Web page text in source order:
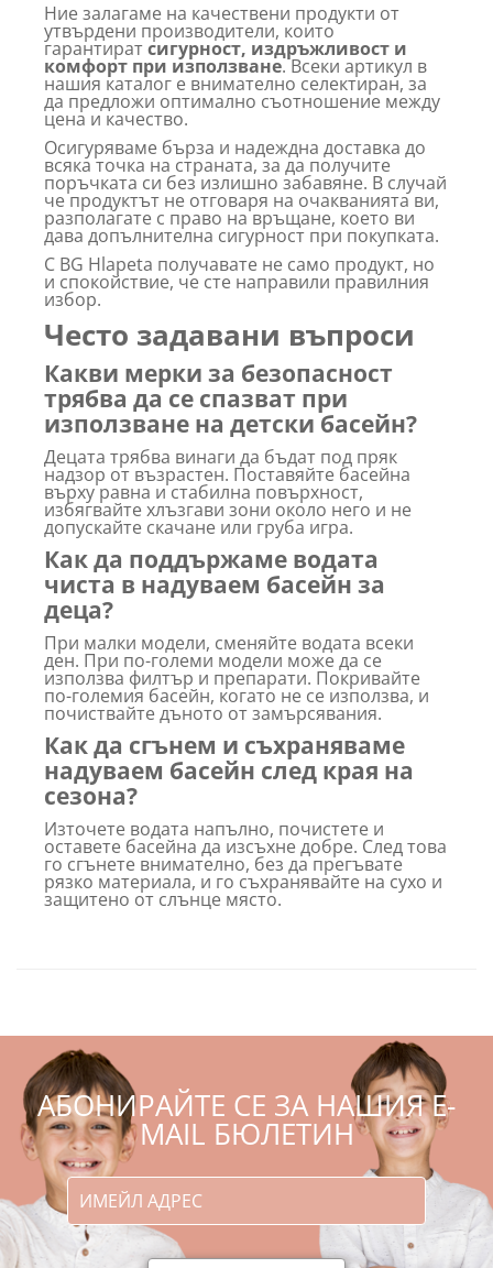
Ние залагаме на качествени продукти от
утвърдени производители, които
гарантиратсигурност, издръжливост и
комфорт при използване. Всеки артикул в
нашия каталог е внимателно селектиран, за
да предложи оптимално съотношение между
цена и качество.
Осигуряваме бърза и надеждна доставка до
всяка точка на страната, за да получите
поръчката си без излишно забавяне. В случай
че продуктът не отговаря на очакванията ви,
разполагате с право на връщане, което ви
дава допълнителна сигурност при покупката.
С BG Hlapeta получавате не само продукт, но
и спокойствие, че сте направили правилния
избор.
Често задавани въпроси
Какви мерки за безопасност
трябва да се спазват при
използване на детски басейн?
Децата трябва винаги да бъдат под пряк
надзор от възрастен. Поставяйте басейна
върху равна и стабилна повърхност,
избягвайте хлъзгави зони около него и не
допускайте скачане или груба игра.
Как да поддържаме водата
чиста в надуваем басейн за
деца?
При малки модели, сменяйте водата всеки
ден. При по-големи модели може да се
използва филтър и препарати. Покривайте
по-големия басейн, когато не се използва, и
почиствайте дъното от замърсявания.
Как да сгънем и съхраняваме
надуваем басейн след края на
сезона?
Източете водата напълно, почистете и
оставете басейна да изсъхне добре. След това
го сгънете внимателно, без да прегъвате
рязко материала, и го съхранявайте на сухо и
защитено от слънце място.
АБОНИРАЙТЕ СЕ ЗА НАШИЯ E-
MAIL БЮЛЕТИН